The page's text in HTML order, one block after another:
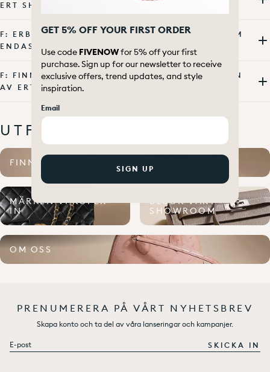
ERT SHOWROOM?
F: ERBJUDER NI NÅGRA EXKLUSIVA VAROR SOM
ENDAST FINNS TILLGÄNGLIGA I BUTIK?
F: FINNS DET PARKERINGSPLATSER I NÄRHETEN
AV ERT SHOWROOM?
UTFORSKA MER
OM OSS
MÄRKEN VI KÖPER
IN
BESÖK VÅRT
SHOWROOM
FINN DIN DRÖMVÄSKA
PRENUMERERA PÅ VÅRT NYHETSBREV
Skapa konto och ta del av våra lanseringar och kampanjer.
E-post SKICKA IN
GET 5% OFF YOUR FIRST ORDER
Use code FIVENOWfor 5% off your first
purchase. Sign up for our newsletter to receive
exclusive offers, trend updates, and style
inspiration.
Email
SIGN UP